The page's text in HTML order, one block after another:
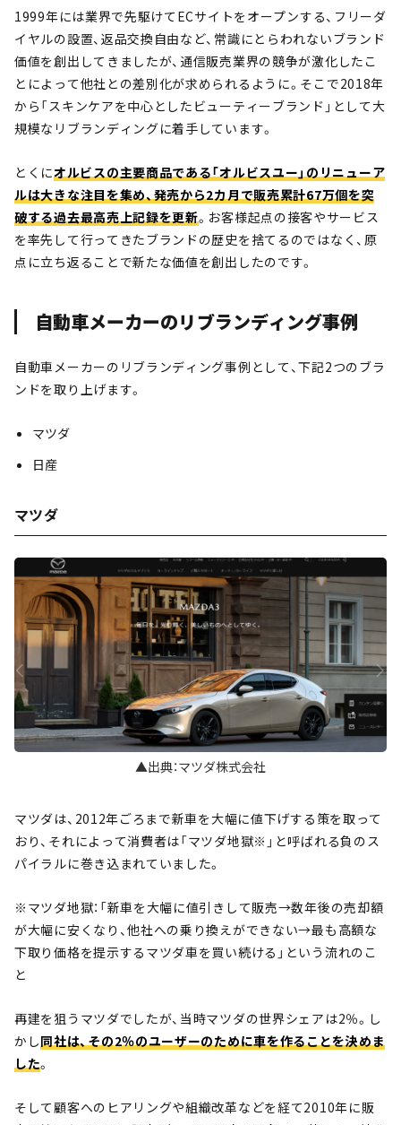
1999年には業界で先駆けてECサイトをオープンする、フリーダ
イヤルの設置、返品交換自由など、常識にとらわれないブランド
価値を創出してきましたが、通信販売業界の競争が激化したこ
とによって他社との差別化が求められるように。そこで2018年
から「スキンケアを中心としたビューティーブランド」として大
規模なリブランディングに着手しています。
とくにオルビスの主要商品である「オルビスユー」のリニューア
ルは大きな注目を集め、発売から2カ月で販売累計67万個を突
破する過去最高売上記録を更新。お客様起点の接客やサービス
を率先して行ってきたブランドの歴史を捨てるのではなく、原
点に立ち返ることで新たな価値を創出したのです。
自動車メーカーのリブランディング事例
自動車メーカーのリブランディング事例として、下記2つのブラ
ンドを取り上げます。
マツダ
日産
マツダ
▲出典：マツダ株式会社
マツダは、2012年ごろまで新車を大幅に値下げする策を取って
おり、それによって消費者は「マツダ地獄※」と呼ばれる負のス
パイラルに巻き込まれていました。
※マツダ地獄：「新車を大幅に値引きして販売→数年後の売却額
が大幅に安くなり、他社への乗り換えができない→最も高額な
下取り価格を提示するマツダ車を買い続ける」という流れのこ
と
再建を狙うマツダでしたが、当時マツダの世界シェアは2％。し
かし同社は、その2％のユーザーのために車を作ることを決めま
した。
そして顧客へのヒアリングや組織改革などを経て2010年に販